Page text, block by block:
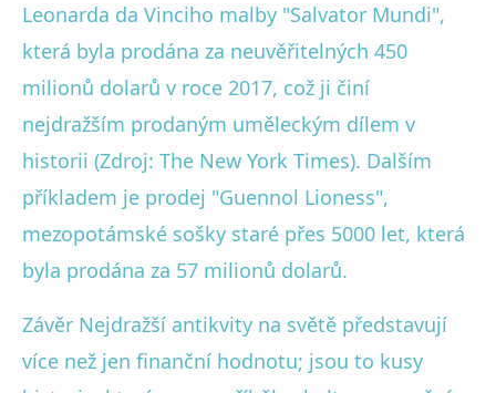
Leonarda da Vinciho malby "Salvator Mundi",
která byla prodána za neuvěřitelných 450
milionů dolarů v roce 2017, což ji činí
nejdražším prodaným uměleckým dílem v
historii (Zdroj: The New York Times). Dalším
příkladem je prodej "Guennol Lioness",
mezopotámské sošky staré přes 5000 let, která
byla prodána za 57 milionů dolarů.
Závěr Nejdražší antikvity na světě představují
více než jen finanční hodnotu; jsou to kusy